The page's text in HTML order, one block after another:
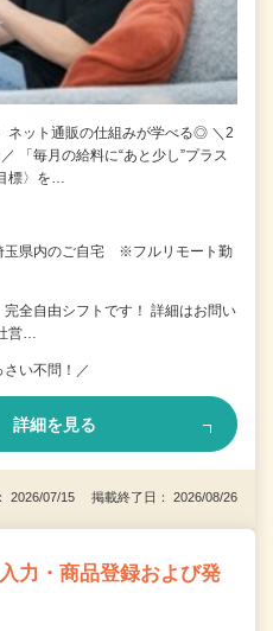
ネット通販の仕組みが学べる◎ ＼2
「毎月の給料に“あと少し”プラス
標〉を…
玉県内のご自宅 ※フルリモート勤
全自由シフトです！ 詳細はお問い
営…
い不問！／
詳細を見る
2026/07/15 掲載終了日： 2026/08/26
力・商品登録および発